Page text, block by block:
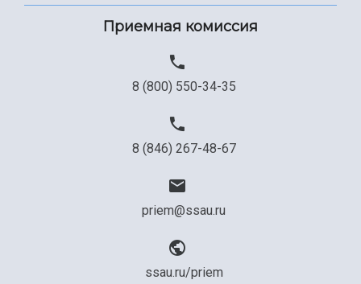
Приемная комиссия
8 (800) 550-34-35
8 (846) 267-48-67
priem@ssau.ru
ssau.ru/priem